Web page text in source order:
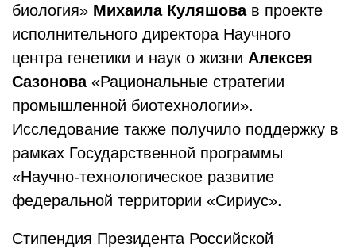
биология» Михаила Куляшовав проекте
исполнительного директора Научного
центра генетики и наук о жизни Алексея
Сазонова«Рациональные стратегии
промышленной биотехнологии».
Исследование также получило поддержку в
рамках Государственной программы
«Научно-технологическое развитие
федеральной территории «Сириус».
Стипендия Президента Российской